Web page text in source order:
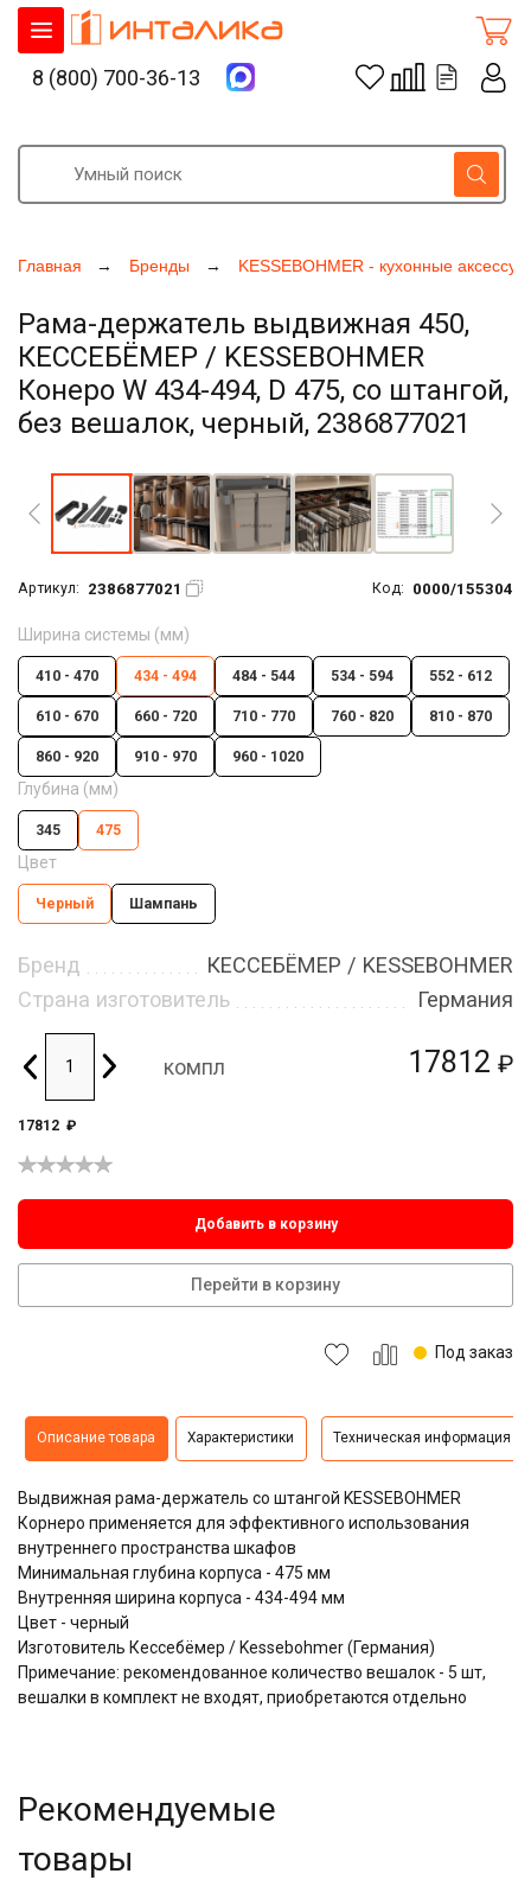
Главная Бренды KESSEBOHMER - кухонные
Рама-держатель выдвижная 450,
КЕССЕБЁМЕР / KESSEBOHMER
Конеро W 434-494, D 475, со штангой,
без вешалок, черный, 2386877021
Артикул: 2386877021 Код: 0000/155304
17812 ₽
Ширина системы (мм)
410 - 470 434 - 494 484 - 544 534 - 594 552 - 612
610 - 670 660 - 720 710 - 770 760 - 820 810 - 870
860 - 920 910 - 970 960 - 1020
Глубина (мм)
345 475
Цвет
Черный Шампань
Бренд
КЕССЕБЁМЕР / KESSEBOHMER
Страна изготовитель
Германия
компл
17812 ₽
Добавить в корзину
Перейти в корзину
Под заказ
Описание товара Характеристики Техническая информация
Выдвижная рама-держатель со штангой KESSEBOHMER
Корнеро применяется для эффективного использования
внутреннего пространства шкафов
Минимальная глубина корпуса - 475 мм
Внутренняя ширина корпуса - 434-494 мм
Цвет - черный
Изготовитель Кессебёмер / Kessebohmer (Германия)
Примечание: рекомендованное количество вешалок - 5 шт,
вешалки в комплект не входят, приобретаются отдельно
Рекомендуемые
товары
8 (800) 700-36-13